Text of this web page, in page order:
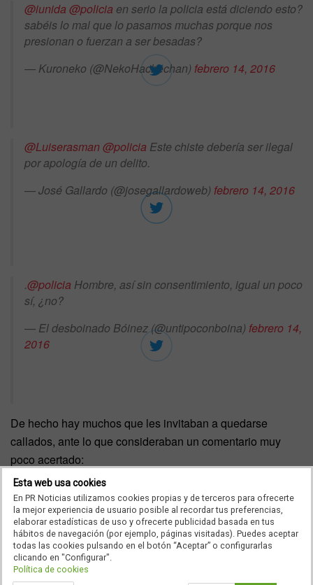
@iunida @policia en serio la policia está diciendo esto?
sabéis lo mal que lo pasamos muchas porque nos
presionan o fuerzan a ser besadas?
— Kuroneko (@NekoHachechan) febrero 14, 2016
@Luiserasman @policia Este chiste debería ser ilegal
por apología de un delito.
— José Gallardo (@josegallardoweb) febrero 14, 2016
.@policia Hombre, así sin consentimiento, igual un poco
sí, ¿no?
— El desboinado Bóinez (@untipoconboina) febrero 14,
2016
De hecho hay muchos que les invitaban a quedarse
callados, ante lo que consideraban un comentario muy
poco acertado:
Yo alucino ¿Tienes una cuenta con 2 millones de
seguidores y esto es lo más acertado que se te ocurre
decir? ¿No es mucho mejor el silencio?
— Faure (@Faurenheit)febrero 14, 2016
Esta web usa cookies
En PR Noticias utilizamos cookies propias y de terceros para ofrecerte
la mejor experiencia de usuario posible al recordar tus preferencias,
elaborar estadísticas de uso y ofrecerte publicidad basada en tus
hábitos de navegación (por ejemplo, páginas visitadas). Puedes aceptar
todas las cookies pulsando en el botón “Aceptar” o configurarlas
clicando en "Configurar".
Política de cookies